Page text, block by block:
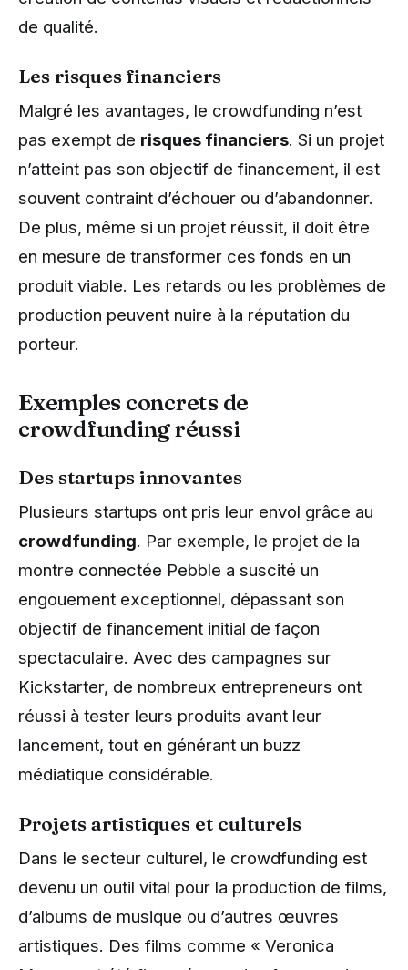
de qualité.
Les risques financiers
Malgré les avantages, le crowdfunding n’est
pas exempt de risques financiers. Si un projet
n’atteint pas son objectif de financement, il est
souvent contraint d’échouer ou d’abandonner.
De plus, même si un projet réussit, il doit être
en mesure de transformer ces fonds en un
produit viable. Les retards ou les problèmes de
production peuvent nuire à la réputation du
porteur.
Exemples concrets de
crowdfunding réussi
Des startups innovantes
Plusieurs startups ont pris leur envol grâce au
crowdfunding. Par exemple, le projet de la
montre connectée Pebble a suscité un
engouement exceptionnel, dépassant son
objectif de financement initial de façon
spectaculaire. Avec des campagnes sur
Kickstarter, de nombreux entrepreneurs ont
réussi à tester leurs produits avant leur
lancement, tout en générant un buzz
médiatique considérable.
Projets artistiques et culturels
Dans le secteur culturel, le crowdfunding est
devenu un outil vital pour la production de films,
d’albums de musique ou d’autres œuvres
artistiques. Des films comme « Veronica